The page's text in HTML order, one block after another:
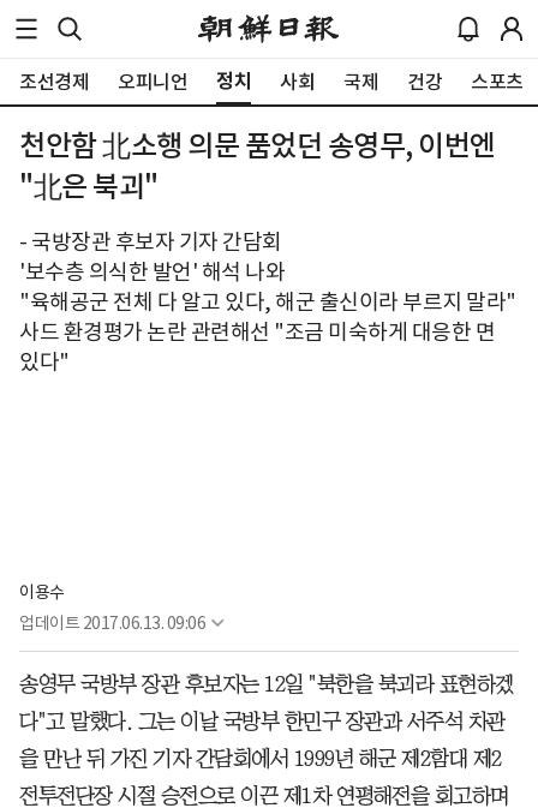
조선경제 오피니언 정치 사회 국제 건강 스포츠
천안함 北소행 의문 품었던 송영무, 이번엔
"北은 북괴"
- 국방장관 후보자 기자 간담회
'보수층 의식한 발언' 해석 나와
"육해공군 전체 다 알고 있다, 해군 출신이라 부르지 말라"
사드 환경평가 논란 관련해선 "조금 미숙하게 대응한 면
있다"
이용수
업데이트 2017.06.13. 09:06
송영무 국방부 장관 후보자는 12일 "북한을 북괴라 표현하겠
다"고 말했다. 그는 이날 국방부 한민구 장관과 서주석 차관
을 만난 뒤 가진 기자 간담회에서 1999년 해군 제2함대 제2
전투전단장 시절 승전으로 이끈 제1차 연평해전을 회고하며